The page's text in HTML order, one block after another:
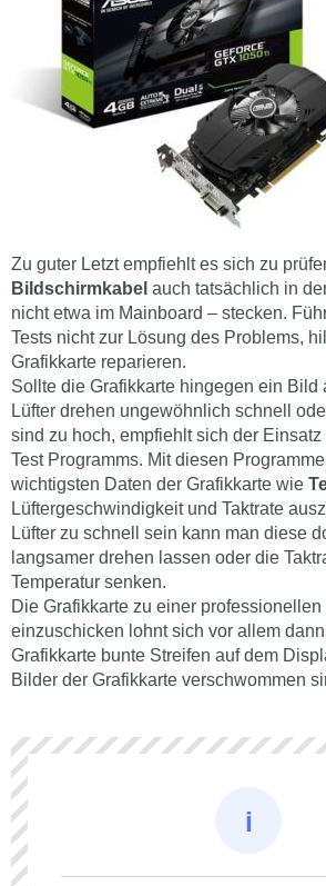
Zu guter Letzt empfiehlt es sich zu
Bildschirmkabel auch tatsächlich in
nicht etwa im Mainboard – stecken.
Tests nicht zur Lösung des Problems,
Grafikkarte reparieren.
Sollte die Grafikkarte hingegen ein Bild
Lüfter drehen ungewöhnlich schnell
sind zu hoch, empfiehlt sich der
Test Programms. Mit diesen
wichtigsten Daten der Grafikkarte wie
Lüftergeschwindigkeit und Taktrate
Lüfter zu schnell sein kann man diese
langsamer drehen lassen oder die
Temperatur senken.
Die Grafikkarte zu einer
einzuschicken lohnt sich vor allem
Grafikkarte bunte Streifen auf dem
Bilder der Grafikkarte verschwommen